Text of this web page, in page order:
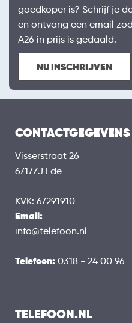
goedkoper is? Schrijf je
en ontvang een email
A26 in prijs is gedaald.
NU INSCHRIJVEN
CONTACTGEGEVENS
Visserstraat 26
6717ZJ Ede
KVK: 67291910
Email:
info@telefoon.nl
Telefoon: 0318 - 24 00 96
TELEFOON.NL